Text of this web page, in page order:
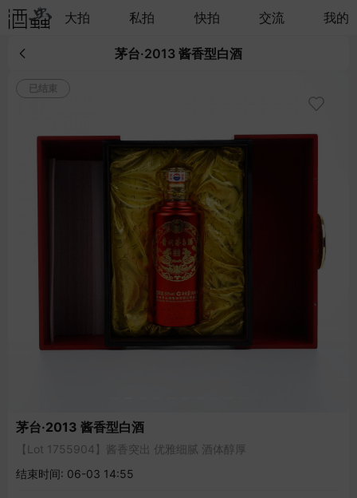
大拍 私拍 快拍 交流 我的
茅台·2013 酱香型白酒
茅台·2013 酱香型白酒
【Lot 1755904】酱香突出 优雅细腻 酒体醇厚
结束时间: 06-03 14:55